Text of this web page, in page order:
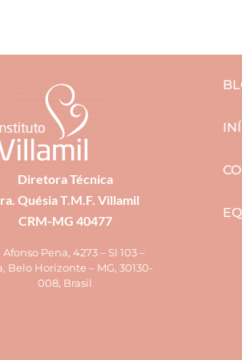
Diretora Técnica
Quésia T.M.F. Villamil
CRM-MG 40477
Afonso Pena, 4273 – Sl 103 –
Belo Horizonte – MG, 30130-
008, Brasil